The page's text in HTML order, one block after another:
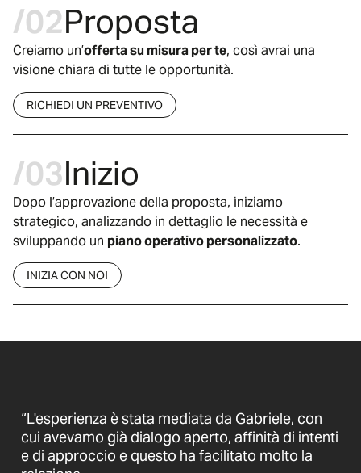
/02Proposta
Creiamo un’offerta su misura per te, così avrai una
visione chiara di tutte le opportunità.
RICHIEDI UN PREVENTIVO
/03Inizio
Dopo l’approvazione della proposta, iniziamo
strategico, analizzando in dettaglio le necessità e
sviluppando un piano operativo personalizzato.
INIZIA CON NOI
“L'esperienza è stata mediata da Gabriele, con
cui avevamo già dialogo aperto, affinità di intenti
e di approccio e questo ha facilitato molto la